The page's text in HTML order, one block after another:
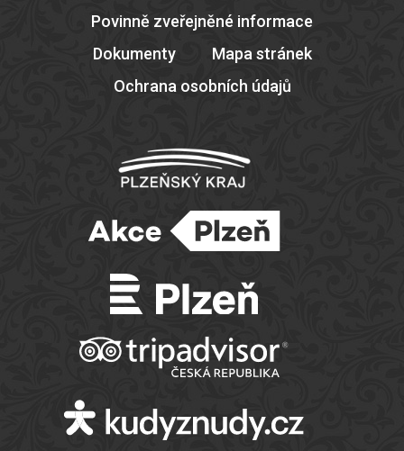
Povinně zveřejněné informace
Dokumenty
Mapa stránek
Ochrana osobních údajů